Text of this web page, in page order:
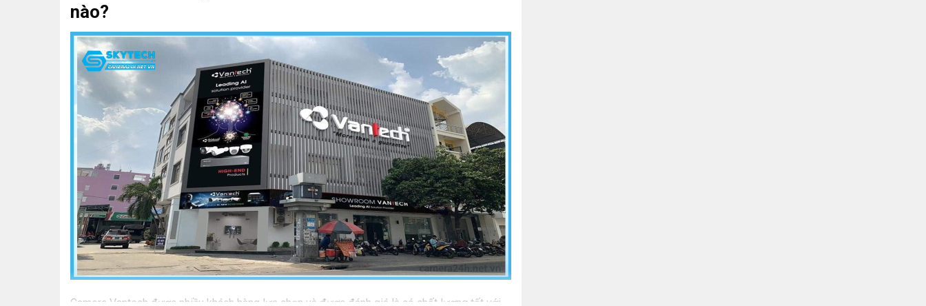
nào?
Camera Vantech được nhiều khách hàng lựa chọn và được đánh giá là có chất lượng tốt với